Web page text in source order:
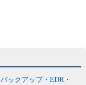
ックアップ・EDR・